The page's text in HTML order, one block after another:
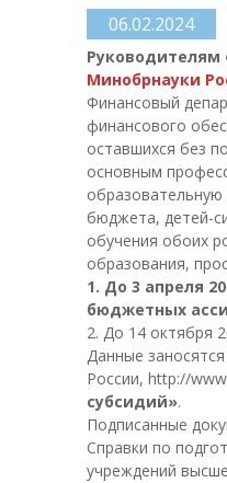
06.02.2024
Минобрнауки
Финансовый
финансового
оставшихся без
основным
бюджета, детей-
обучения обоих
образования,
1. До 3 апреля
бюджетных
2. До 14 октября
Данные
России, http://
субсидий».
Подписанные
Справки по
учреждений